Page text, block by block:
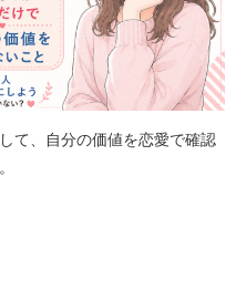
て、自分の価値を恋愛で確認